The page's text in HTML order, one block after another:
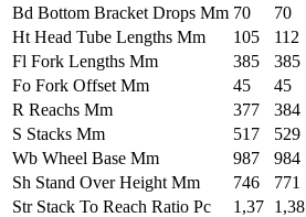
Bd Bottom Bracket Drops Mm 70 70
Ht Head Tube Lengths Mm
105 112
Fl Fork Lengths Mm
385 385
Fo Fork Offset Mm
45 45
R Reachs Mm
377 384
S Stacks Mm
517 529
Wb Wheel Base Mm
987 984
Sh Stand Over Height Mm
746 771
Str Stack To Reach Ratio Pc
1,37 1,38